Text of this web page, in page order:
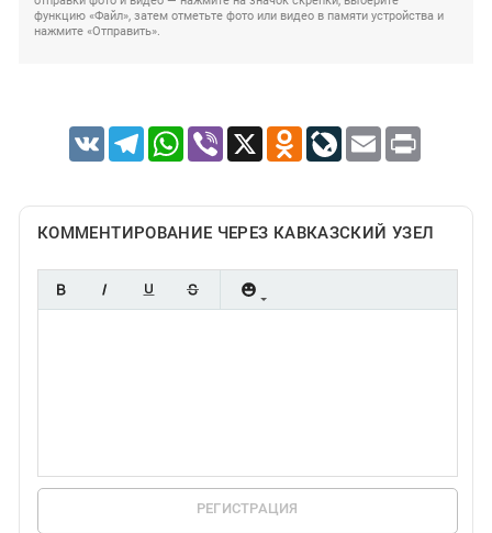
функцию «Файл», затем отметьте фото или видео в памяти устройства и
нажмите «Отправить».
VK TelegramWhatsApp
Viber X Odnoklassniki
LiveJournal
Email Print
КОММЕНТИРОВАНИЕ ЧЕРЕЗ КАВКАЗСКИЙ УЗЕЛ
РЕГИСТРАЦИЯ